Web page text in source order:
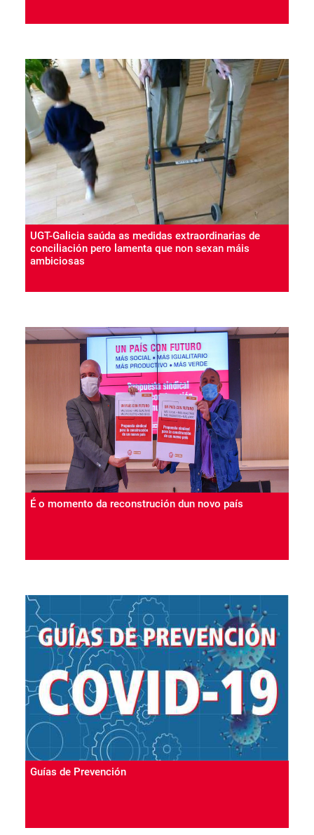
UGT-Galicia saúda as medidas extraordinarias de
conciliación pero lamenta que non sexan máis
ambiciosas
É o momento da reconstrución dun novo país
Guías de Prevención